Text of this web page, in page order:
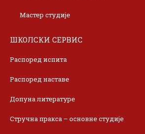
Мастер студије
ШКОЛСКИ СЕРВИС
Распоред испита
Распоред наставе
Допуна литературе
Стручна пракса – основне студије